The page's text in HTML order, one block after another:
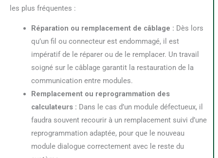
les plus fréquentes :
Réparation ou remplacement de câblage : Dès lors
qu’un fil ou connecteur est endommagé, il est
impératif de le réparer ou de le remplacer. Un travail
soigné sur le câblage garantit la restauration de la
communication entre modules.
Remplacement ou reprogrammation des
calculateurs : Dans le cas d’un module défectueux, il
faudra souvent recourir à un remplacement suivi d’une
reprogrammation adaptée, pour que le nouveau
module dialogue correctement avec le reste du